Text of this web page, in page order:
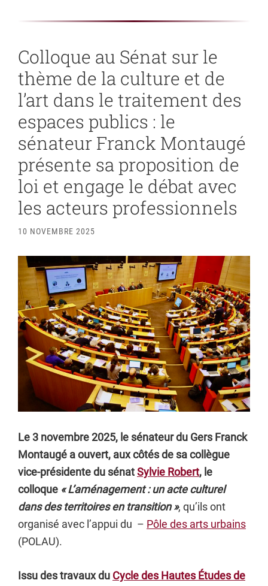
Colloque au Sénat sur le
thème de la culture et de
l’art dans le traitement des
espaces publics : le
sénateur Franck Montaugé
présente sa proposition de
loi et engage le débat avec
les acteurs professionnels
10 NOVEMBRE 2025
Le 3 novembre 2025, le sénateur du Gers Franck
Montaugé a ouvert, aux côtés de sa collègue
vice-présidente du sénatSylvie Robert, le
colloque « L’aménagement : un acte culturel
dans des territoires en transition », qu’ils ont
organisé avec l’appui du – Pôle des arts urbains
(POLAU).
Issu des travaux du Cycle des Hautes Études de